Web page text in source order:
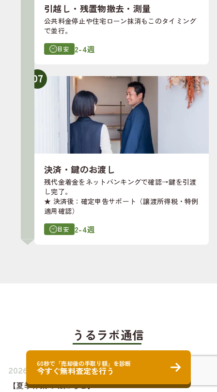
60秒で「売却後の手取り額」を診断
今すぐ無料査定を行う
引越し・残置物撤去・測量
公共料金停止や住宅ローン抹消もこのタイミング
で並行。
目安 2-4週
07
決済・鍵のお渡し
残代金着金をネットバンキングで確認→鍵を引渡
し完了。
★ 決済後：確定申告サポート（譲渡所得税・特例
適用確認）
目安 2-4週
うるラボ通信
2026.08.04 お知らせ
【夏季休業のお知らせ】